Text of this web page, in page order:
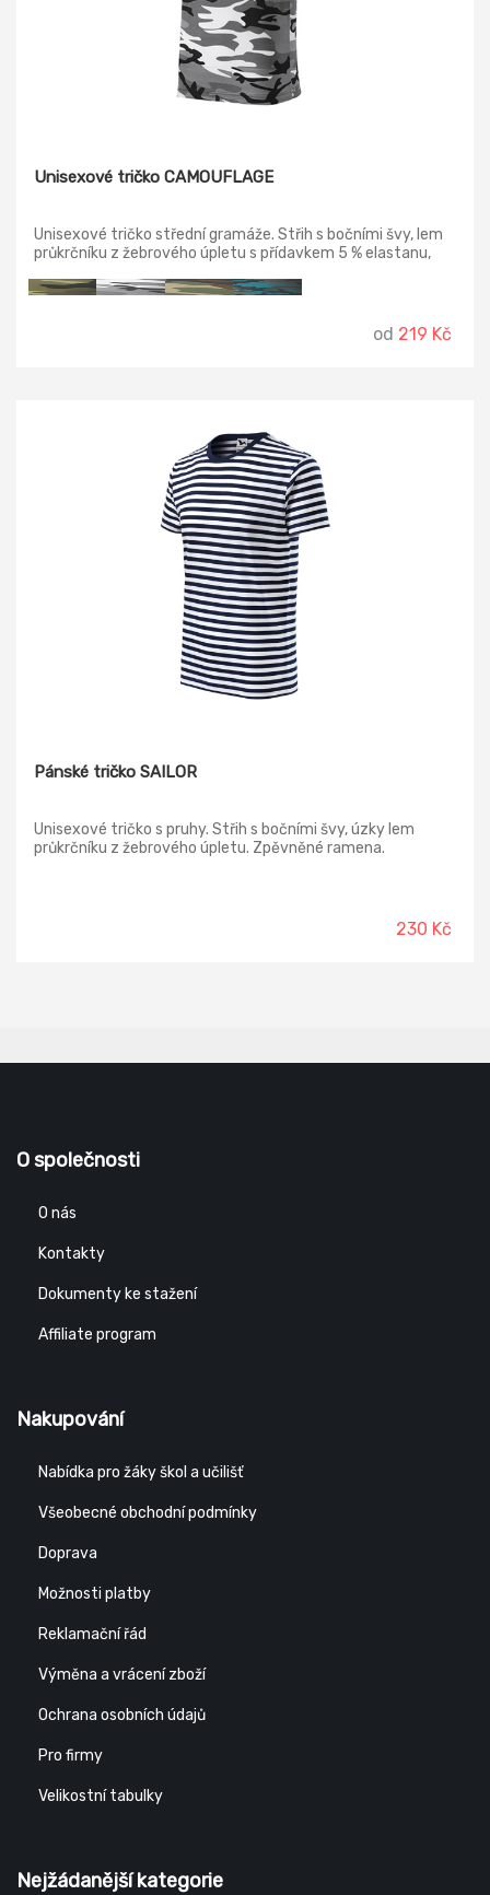
Unisexové tričko CAMOUFLAGE
Unisexové tričko střední gramáže. Střih s bočními švy, lem
průkrčníku z žebrového úpletu s přídavkem 5 % elastanu,
od 219 Kč
Pánské tričko SAILOR
Unisexové tričko s pruhy. Střih s bočními švy, úzky lem
průkrčníku z žebrového úpletu. Zpěvněné ramena.
230 Kč
O společnosti
O nás
Kontakty
Dokumenty ke stažení
Affiliate program
Nakupování
Nabídka pro žáky škol a učilišť
Všeobecné obchodní podmínky
Doprava
Možnosti platby
Reklamační řád
Výměna a vrácení zboží
Ochrana osobních údajů
Pro firmy
Velikostní tabulky
Nejžádanější kategorie